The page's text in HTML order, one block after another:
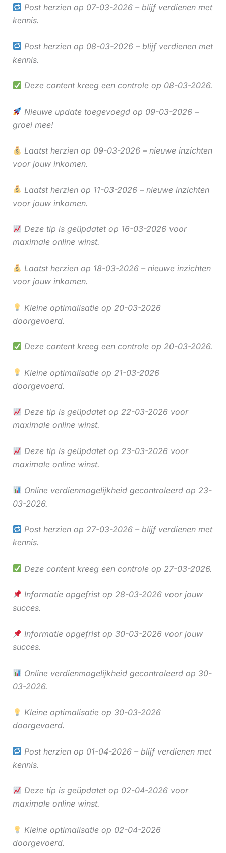
Post herzien op 07-03-2026 – blijf verdienen met
kennis.
Post herzien op 08-03-2026 – blijf verdienen met
kennis.
Deze content kreeg een controle op 08-03-2026.
Nieuwe update toegevoegd op 09-03-2026 –
groei mee!
Laatst herzien op 09-03-2026 – nieuwe inzichten
voor jouw inkomen.
Laatst herzien op 11-03-2026 – nieuwe inzichten
voor jouw inkomen.
Deze tip is geüpdatet op 16-03-2026 voor
maximale online winst.
Laatst herzien op 18-03-2026 – nieuwe inzichten
voor jouw inkomen.
Kleine optimalisatie op 20-03-2026
doorgevoerd.
Deze content kreeg een controle op 20-03-2026.
Kleine optimalisatie op 21-03-2026
doorgevoerd.
Deze tip is geüpdatet op 22-03-2026 voor
maximale online winst.
Deze tip is geüpdatet op 23-03-2026 voor
maximale online winst.
Online verdienmogelijkheid gecontroleerd op 23-
03-2026.
Post herzien op 27-03-2026 – blijf verdienen met
kennis.
Deze content kreeg een controle op 27-03-2026.
Informatie opgefrist op 28-03-2026 voor jouw
succes.
Informatie opgefrist op 30-03-2026 voor jouw
succes.
Online verdienmogelijkheid gecontroleerd op 30-
03-2026.
Kleine optimalisatie op 30-03-2026
doorgevoerd.
Post herzien op 01-04-2026 – blijf verdienen met
kennis.
Deze tip is geüpdatet op 02-04-2026 voor
maximale online winst.
Kleine optimalisatie op 02-04-2026
doorgevoerd.